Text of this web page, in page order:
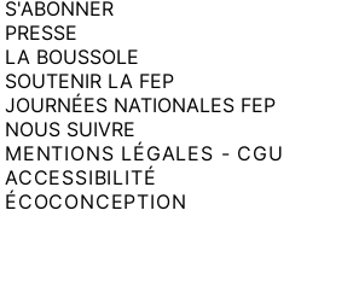
S'ABONNER
PRESSE
LA BOUSSOLE
SOUTENIR LA FEP
JOURNÉES NATIONALES FEP
NOUS SUIVRE
MENTIONS LÉGALES - CGU
ACCESSIBILITÉ
ÉCOCONCEPTION